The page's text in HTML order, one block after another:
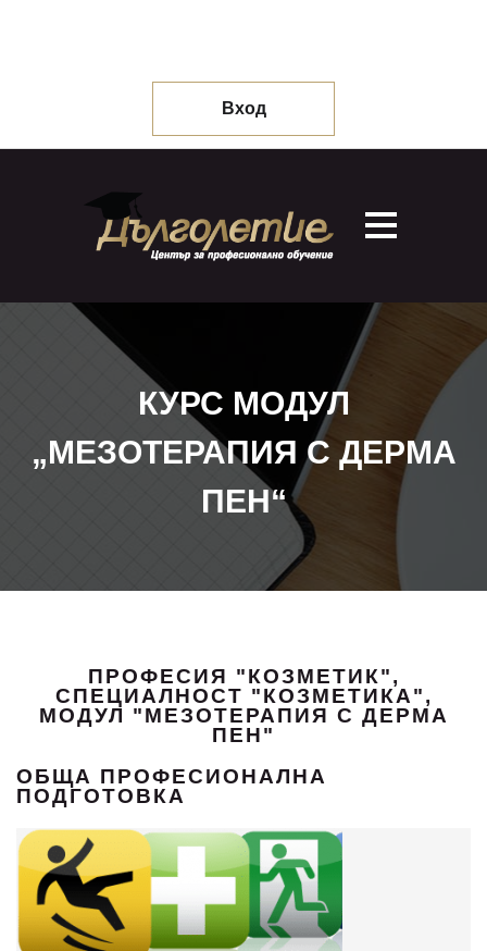
Вход
КУРС МОДУЛ
„МЕЗОТЕРАПИЯ С ДЕРМА
ПЕН“
ПРОФЕСИЯ "КОЗМЕТИК",
СПЕЦИАЛНОСТ "КОЗМЕТИКА",
МОДУЛ "МЕЗОТЕРАПИЯ С ДЕРМА
ПЕН"
ОБЩА ПРОФЕСИОНАЛНА
ПОДГОТОВКА